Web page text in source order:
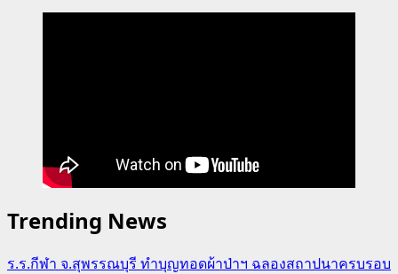
Trending News
ร.ร.กีฬา จ.สุพรรณบุรี ทำบุญทอดผ้าป่าฯ ฉลองสถาปนาครบรอบ